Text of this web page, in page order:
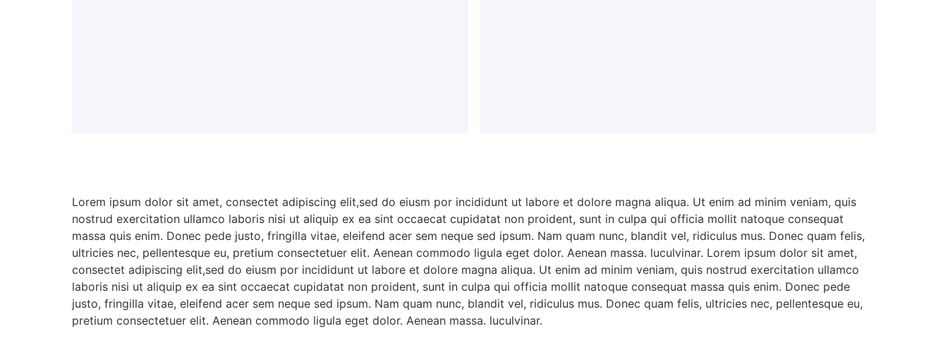
Lorem ipsum dolor sit amet, consectet adipiscing elit,sed do eiusm por incididunt ut labore et dolore magna aliqua. Ut enim ad minim veniam, quis
nostrud exercitation ullamco laboris nisi ut aliquip ex ea sint occaecat cupidatat non proident, sunt in culpa qui officia mollit natoque consequat
massa quis enim. Donec pede justo, fringilla vitae, eleifend acer sem neque sed ipsum. Nam quam nunc, blandit vel, ridiculus mus. Donec quam felis,
ultricies nec, pellentesque eu, pretium consectetuer elit. Aenean commodo ligula eget dolor. Aenean massa. luculvinar. Lorem ipsum dolor sit amet,
consectet adipiscing elit,sed do eiusm por incididunt ut labore et dolore magna aliqua. Ut enim ad minim veniam, quis nostrud exercitation ullamco
laboris nisi ut aliquip ex ea sint occaecat cupidatat non proident, sunt in culpa qui officia mollit natoque consequat massa quis enim. Donec pede
justo, fringilla vitae, eleifend acer sem neque sed ipsum. Nam quam nunc, blandit vel, ridiculus mus. Donec quam felis, ultricies nec, pellentesque eu,
pretium consectetuer elit. Aenean commodo ligula eget dolor. Aenean massa. luculvinar.